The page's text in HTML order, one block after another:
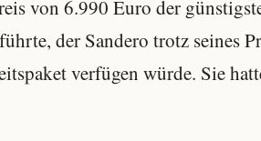
von 6.990 Euro der
der Sandero trotz seines
verfügen würde. Sie